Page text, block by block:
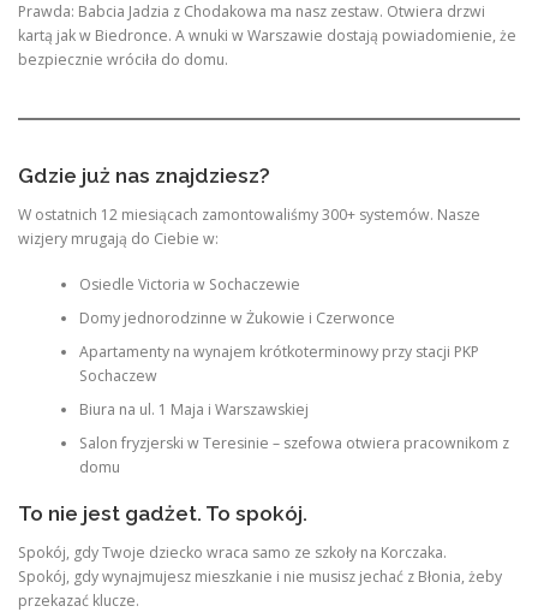
Prawda: Babcia Jadzia z Chodakowa ma nasz zestaw. Otwiera drzwi
kartą jak w Biedronce. A wnuki w Warszawie dostają powiadomienie, że
bezpiecznie wróciła do domu.
Gdzie już nas znajdziesz?
W ostatnich 12 miesiącach zamontowaliśmy 300+ systemów. Nasze
wizjery mrugają do Ciebie w:
Osiedle Victoria w Sochaczewie
Domy jednorodzinne w Żukowie i Czerwonce
Apartamenty na wynajem krótkoterminowy przy stacji PKP
Sochaczew
Biura na ul. 1 Maja i Warszawskiej
Salon fryzjerski w Teresinie – szefowa otwiera pracownikom z
domu
To nie jest gadżet. To spokój.
Spokój, gdy Twoje dziecko wraca samo ze szkoły na Korczaka.
Spokój, gdy wynajmujesz mieszkanie i nie musisz jechać z Błonia, żeby
przekazać klucze.